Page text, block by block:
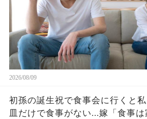
2026/08/09
初孫の誕生祝で食事会に行くと
皿だけで食事がない...嫁「食事